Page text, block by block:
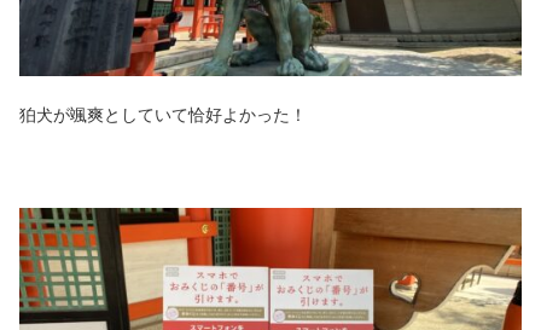
狛犬が颯爽としていて恰好よかった！